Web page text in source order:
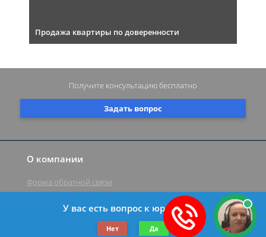
Продажа квартиры по доверенности
О компании
Форма обратной связи
©2019-2026 Все права защищены.
Задать вопрос
Получите консультацию бесплатно
У вас есть вопрос к юристу?
Нет Да